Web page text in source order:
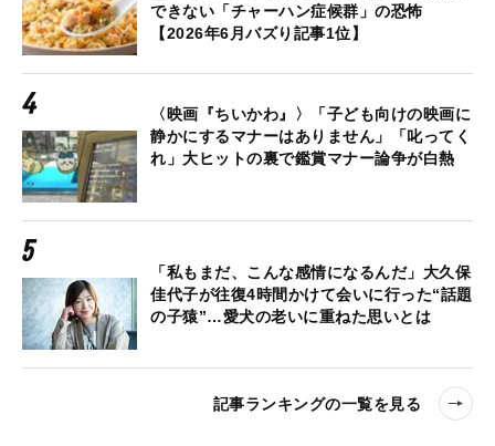
できない「チャーハン症候群」の恐怖
【2026年6月バズり記事1位】
〈映画『ちいかわ』〉「子ども向けの映画に
静かにするマナーはありません」「叱ってく
れ」大ヒットの裏で鑑賞マナー論争が白熱
「私もまだ、こんな感情になるんだ」大久保
佳代子が往復4時間かけて会いに行った“話題
の子猿”…愛犬の老いに重ねた思いとは
記事ランキングの一覧を見る